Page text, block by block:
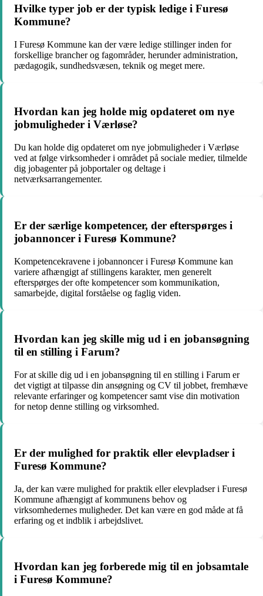
Hvilke typer job er der typisk ledige i Furesø
Kommune?
I Furesø Kommune kan der være ledige stillinger inden for
forskellige brancher og fagområder, herunder administration,
pædagogik, sundhedsvæsen, teknik og meget mere.
Hvordan kan jeg holde mig opdateret om nye
jobmuligheder i Værløse?
Du kan holde dig opdateret om nye jobmuligheder i Værløse
ved at følge virksomheder i området på sociale medier, tilmelde
dig jobagenter på jobportaler og deltage i
netværksarrangementer.
Er der særlige kompetencer, der efterspørges i
jobannoncer i Furesø Kommune?
Kompetencekravene i jobannoncer i Furesø Kommune kan
variere afhængigt af stillingens karakter, men generelt
efterspørges der ofte kompetencer som kommunikation,
samarbejde, digital forståelse og faglig viden.
Hvordan kan jeg skille mig ud i en jobansøgning
til en stilling i Farum?
For at skille dig ud i en jobansøgning til en stilling i Farum er
det vigtigt at tilpasse din ansøgning og CV til jobbet, fremhæve
relevante erfaringer og kompetencer samt vise din motivation
for netop denne stilling og virksomhed.
Er der mulighed for praktik eller elevpladser i
Furesø Kommune?
Ja, der kan være mulighed for praktik eller elevpladser i Furesø
Kommune afhængigt af kommunens behov og
virksomhedernes muligheder. Det kan være en god måde at få
erfaring og et indblik i arbejdslivet.
Hvordan kan jeg forberede mig til en jobsamtale
i Furesø Kommune?